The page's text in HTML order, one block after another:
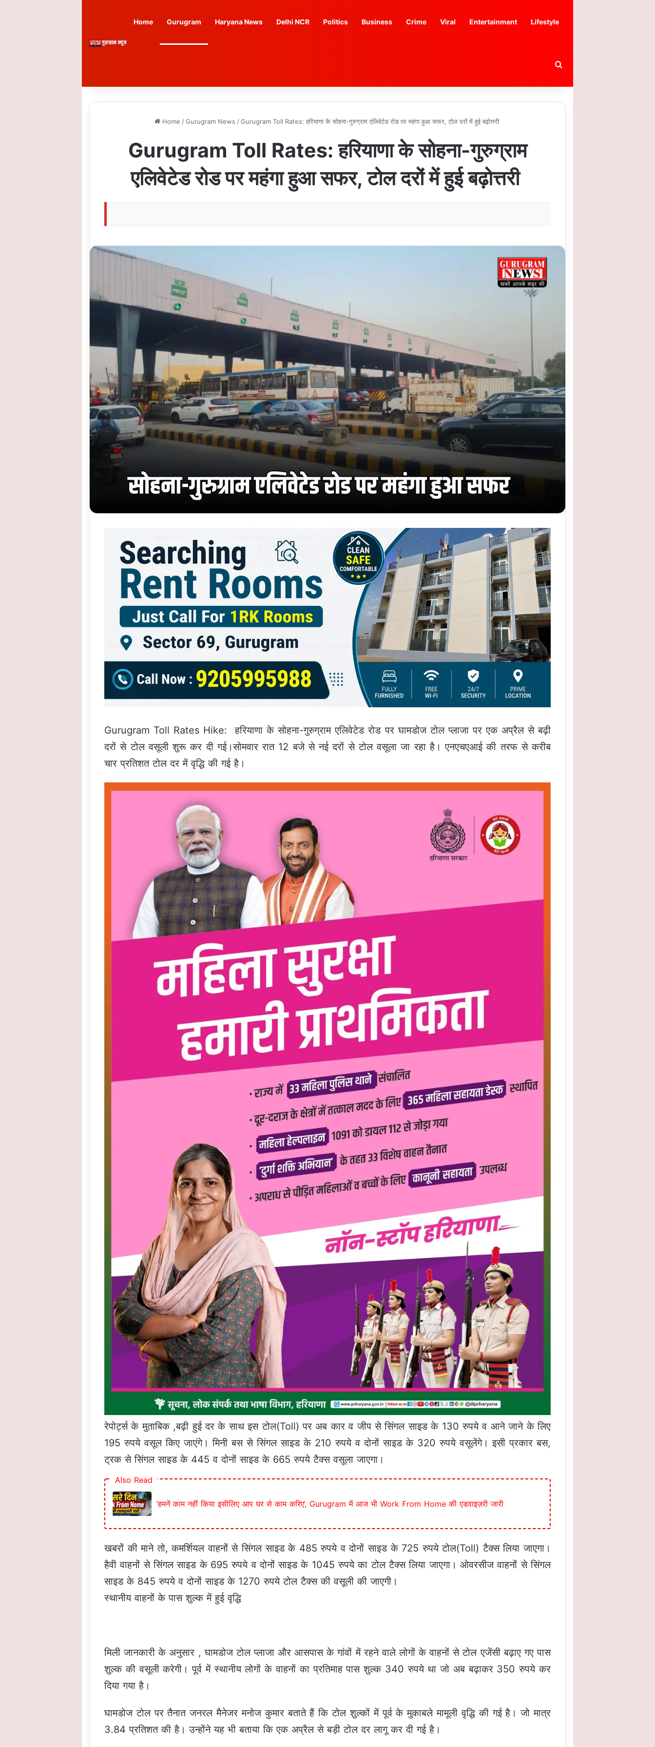
Home Gurugram Haryana News Delhi NCR Politics Business Crime Viral Entertainment Lifestyle
Search for
Home / Gurugram News / Gurugram Toll Rates: हरियाणा के सोहना-गुरुग्राम एलिवेटेड रोड पर महंगा हुआ सफर, टोल दरों में हुई बढ़ोत्तरी
Gurugram Toll Rates: हरियाणा के सोहना-गुरुग्राम
एलिवेटेड रोड पर महंगा हुआ सफर, टोल दरों में हुई बढ़ोत्तरी
Gurugram Toll Rates Hike: हरियाणा के सोहना-गुरुग्राम एलिवेटेड रोड पर घामडोज टोल प्लाजा पर एक अप्रैल से बढ़ी
दरों से टोल वसूली शुरू कर दी गई।सोमवार रात 12 बजे से नई दरों से टोल वसूला जा रहा है। एनएचएआई की तरफ से करीब
चार प्रतिशत टोल दर में वृद्धि की गई है।
रेपोर्ट्स के मुताबिक ,बढ़ी हुई दर के साथ इस टोल(Toll) पर अब कार व जीप से सिंगल साइड के 130 रुपये व आने जाने के लिए
195 रुपये वसूल किए जाएंगे। मिनी बस से सिंगल साइड के 210 रुपये व दोनों साइड के 320 रुपये वसूलेंगे। इसी प्रकार बस,
ट्रक से सिंगल साइड के 445 व दोनों साइड के 665 रुपये टैक्स वसूला जाएगा।
Also Read
‘हमनें काम नहीं किया इसीलिए आप घर से काम करिए’, Gurugram में आज भी Work From Home की एडवाइज़री जारी
खबरों की माने तो, कमर्शियल वाहनों से सिंगल साइड के 485 रुपये व दोनों साइड के 725 रुपये टोल(Toll) टैक्स लिया जाएगा।
हैवी वाहनों से सिंगल साइड के 695 रुपये व दोनों साइड के 1045 रुपये का टोल टैक्स लिया जाएगा। ओवरसीज वाहनों से सिंगल
साइड के 845 रुपये व दोनों साइड के 1270 रुपये टोल टैक्स की वसूली की जाएगी।
स्थानीय वाहनों के पास शुल्क में हुई वृद्धि
मिली जानकारी के अनुसार , घामडोज टोल प्लाजा और आसपास के गांवों में रहने वाले लोगों के वाहनों से टोल एजेंसी बढ़ाए गए पास
शुल्क की वसूली करेगी। पूर्व में स्थानीय लोगों के वाहनों का प्रतिमाह पास शुल्क 340 रुपये था जो अब बढ़ाकर 350 रुपये कर
दिया गया है।
घामडोज टोल पर तैनात जनरल मैनेजर मनोज कुमार बताते हैं कि टोल शुल्कों में पूर्व के मुकाबले मामूली वृद्धि की गई है। जो मात्र
3.84 प्रतिशत की है। उन्होंने यह भी बताया कि एक अप्रैल से बड़ी टोल दर लागू कर दी गई है।